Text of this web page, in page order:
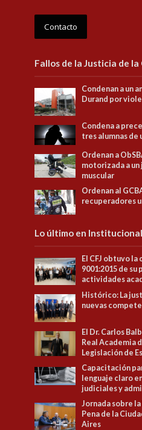
Contacto
Fallos de la Justicia de la
Condenan a un
Durand por
Condena a
tres alumnas de
Ordenan a
motorizada a
muscular
Ordenan al
recuperadores
Lo último en Institucional
El CFJ obtuvo
9001:2015 de
actividades
Histórico: La
nuevas
El Dr. Carlos
Real Academia
Legislación de
Capacitación
lenguaje claro
judiciales y
Jornada sobre
Pena de la
Aires